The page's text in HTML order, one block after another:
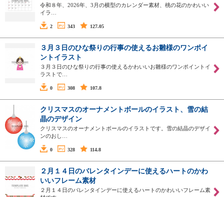
令和８年、2026年、3月の横型のカレンダー素材、桃の花のかわいい
イラ…
2 343 127.05
３月３日のひな祭りの行事の使えるお雛様のワンポイ
ントイラスト
３月３日のひな祭りの行事の使えるかわいいお雛様のワンポイントイ
ラストで…
0 308 107.8
クリスマスのオーナメントボールのイラスト、雪の結
晶のデザイン
クリスマスのオーナメントボールのイラストです。雪の結晶のデザイ
ンのおし…
0 328 114.8
２月１４日のバレンタインデーに使えるハートのかわ
いいフレーム素材
２月１４日のバレンタインデーに使えるハートのかわいいフレーム素